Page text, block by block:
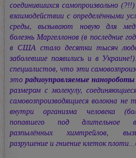
соединившихся самопроизвольно
взаимодействии с определёнными
среды, вызывают новую для
болезнь Маргеллонов (в последние
в США стало десятки тысяч
заболевшие появились и в
специалистов, что эти
это радиоуправляемые нанороботы
размером с молекулу,
самовозпроизводящиеся волокна не
внутри организма человека
попавшего под длительное
разпылённых химтрейлов,
разрушение и гниение клеток